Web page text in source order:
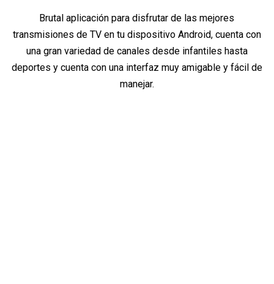
Brutal aplicación para disfrutar de las mejores
transmisiones de TV en tu dispositivo Android, cuenta con
una gran variedad de canales desde infantiles hasta
deportes y cuenta con una interfaz muy amigable y fácil de
manejar.